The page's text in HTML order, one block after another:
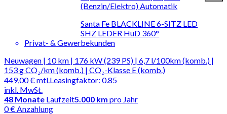
(Benzin/Elektro) Automatik
Santa Fe BLACKLINE 6-SITZ LED
SHZ LEDER HuD 360°
Privat- & Gewerbekunden
Neuwagen | 10 km | 176 kW (239 PS) | 6,7 l/100km (komb.) |
153 g CO₂/km (komb.) | CO₂-Klasse E (komb.)
449,00 €mtl.
inkl. MwSt.
Leasingfaktor: 0.85
48 Monate Laufzeit5.000 km pro Jahr
0 € Anzahlung